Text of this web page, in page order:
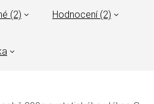
(2) Hodnocení (2)